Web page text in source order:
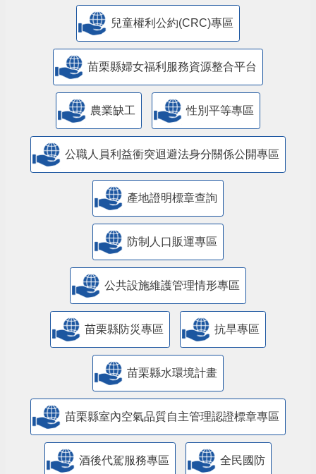
兒童權利公約(CRC)專區
苗栗縣婦女福利服務資源整合平台
農業缺工 性別平等專區
公職人員利益衝突迴避法身分關係公開專區
產地證明標章查詢
防制人口販運專區
​公共設施維護管理情形專區
苗栗縣防災專區 抗旱專區
苗栗縣水環境計畫
苗栗縣室內空氣品質自主管理認證標章專區
酒後代駕服務專區 全民國防